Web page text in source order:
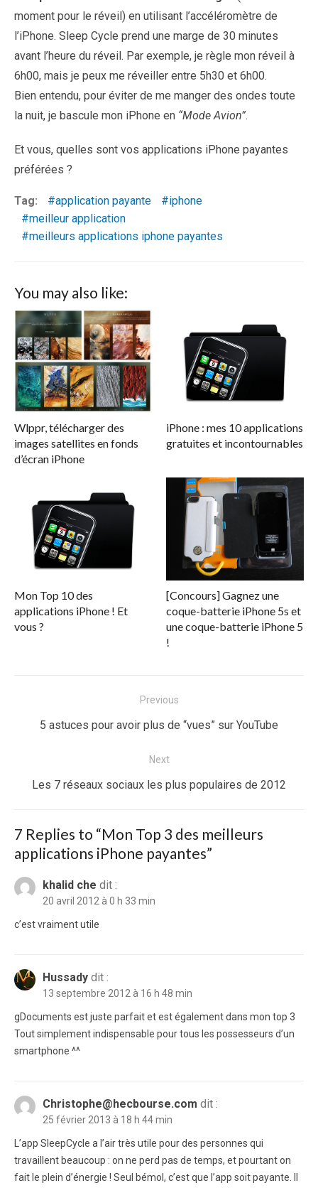
moment pour le réveil) en utilisant l’accéléromètre de
l’iPhone. Sleep Cycle prend une marge de 30 minutes
avant l’heure du réveil. Par exemple, je règle mon réveil à
6h00, mais je peux me réveiller entre 5h30 et 6h00.
Bien entendu, pour éviter de me manger des ondes toute
la nuit, je bascule mon iPhone en “Mode Avion”.
Et vous, quelles sont vos applications iPhone payantes
préférées ?
Tag: application payante
iphone
meilleur application
meilleurs applications iphone payantes
You may also like:
Wlppr, télécharger des
images satellites en fonds
d’écran iPhone
iPhone : mes 10 applications
gratuites et incontournables
Mon Top 10 des
applications iPhone ! Et
vous ?
[Concours] Gagnez une
coque-batterie iPhone 5s et
une coque-batterie iPhone 5
!
Previous
Previous
5 astuces pour avoir plus de “vues” sur YouTube
Next
Next
Les 7 réseaux sociaux les plus populaires de 2012
7 Replies to “Mon Top 3 des meilleurs
applications iPhone payantes”
khalid che dit :
20 avril 2012 à 0 h 33 min
c’est vraiment utile
Hussady dit :
13 septembre 2012 à 16 h 48 min
gDocuments est juste parfait et est également dans mon top 3
Tout simplement indispensable pour tous les possesseurs d’un
smartphone ^^
Christophe@hecbourse.com dit :
25 février 2013 à 18 h 44 min
L’app SleepCycle a l’air très utile pour des personnes qui
travaillent beaucoup : on ne perd pas de temps, et pourtant on
fait le plein d’énergie ! Seul bémol, c’est que l’app soit payante. Il